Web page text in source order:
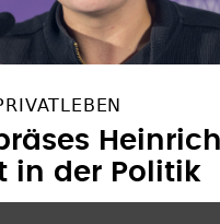
in der Politik